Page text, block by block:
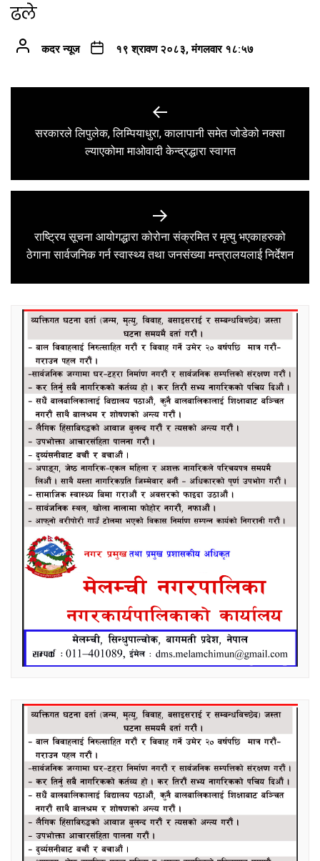
ढले
कदर न्यूज १९ श्रावण २०८३, मंगलवार १८:५७
navigation
Previous
post:
सरकारले लिपुलेक, लिम्पियाधुरा, कालापानी समेत जोडेको नक्सा
ल्याएकोमा माओवादी केन्द्रद्धारा स्वागत
Next
post:
राष्ट्रिय सूचना आयोगद्धारा कोरोना संक्रमित र मृत्यु भएकाहरुको
ठेगाना सार्वजनिक गर्न स्वास्थ्य तथा जनसंख्या मन्त्रालयलाई निर्देशन